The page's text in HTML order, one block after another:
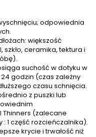
odpowiednia
większość
ceramika, tektura i
suchość w dotyku w
godzin (czas zależny
czasu schnięcia.
z puszki lub
Thinners (zalecane
1 część rozcieńczalnika).
krycie i trwałość niż